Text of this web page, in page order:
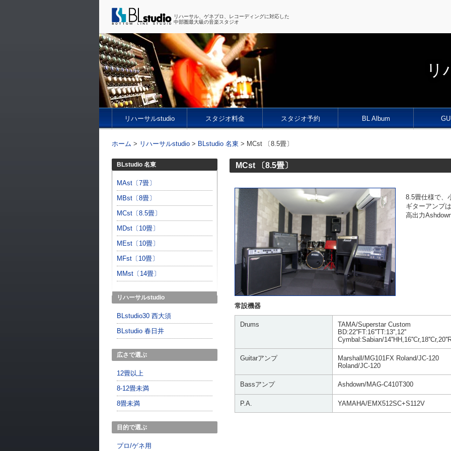
リハーサル、ゲネプロ、レコーディングに対応した
中部圏最大級の音楽スタジオ
リ
リハーサルstudio スタジオ料金 スタジオ予約 BL Album
ホーム > リハーサルstudio > BLstudio 名東 > MCst 〔8.5畳〕
MCst 〔8.5畳〕
8.5畳仕様で、
ギターアンプ
高出力
常設機器
Drums
TAMA/Superstar Custom
BD:22''FT:16''TT:13'',12''
Cymbal:Sabian/
Guitarアンプ
Marshall/MG101FX Roland/JC-120
Roland/JC-120
Bassアンプ Ashdown/MAG-C410T300
P.A. YAMAHA/EMX512SC+S112V
BLstudio 名東
MAst〔7畳〕
MBst〔8畳〕
MCst〔8.5畳〕
MDst〔10畳〕
MEst〔10畳〕
MFst〔10畳〕
MMst〔14畳〕
リハーサルstudio
BLstudio30 西大須
BLstudio 春日井
広さで選ぶ
12畳以上
8-12畳未満
8畳未満
目的で選ぶ
プロ/ゲネ用